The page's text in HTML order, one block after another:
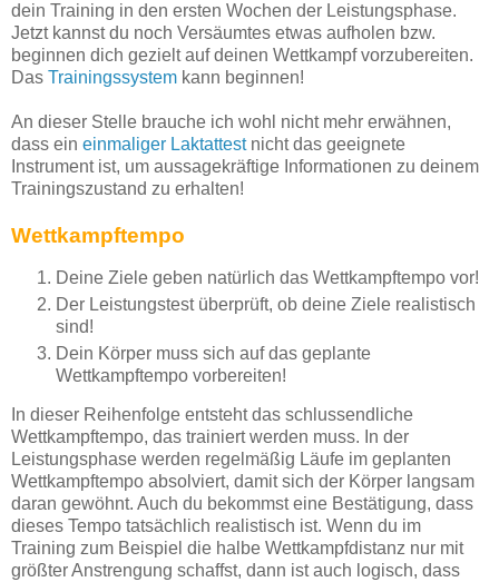
dein Training in den ersten Wochen der Leistungsphase.
Jetzt kannst du noch Versäumtes etwas aufholen bzw.
beginnen dich gezielt auf deinen Wettkampf vorzubereiten.
Das Trainingssystem kann beginnen!
An dieser Stelle brauche ich wohl nicht mehr erwähnen,
dass ein einmaliger Laktattestnicht das geeignete
Instrument ist, um aussagekräftige Informationen zu deinem
Trainingszustand zu erhalten!
Wettkampftempo
Deine Ziele geben natürlich das Wettkampftempo vor!
Der Leistungstest überprüft, ob deine Ziele realistisch
sind!
Dein Körper muss sich auf das geplante
Wettkampftempo vorbereiten!
In dieser Reihenfolge entsteht das schlussendliche
Wettkampftempo, das trainiert werden muss. In der
Leistungsphase werden regelmäßig Läufe im geplanten
Wettkampftempo absolviert, damit sich der Körper langsam
daran gewöhnt. Auch du bekommst eine Bestätigung, dass
dieses Tempo tatsächlich realistisch ist. Wenn du im
Training zum Beispiel die halbe Wettkampfdistanz nur mit
größter Anstrengung schaffst, dann ist auch logisch, dass